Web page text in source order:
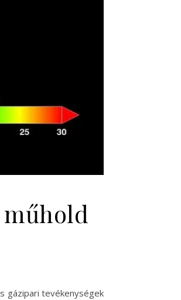
gázipari tevékenységek